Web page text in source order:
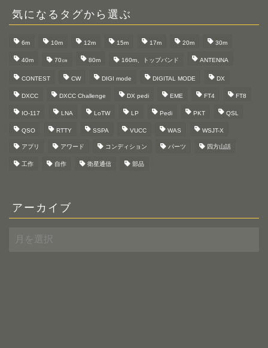
気になるタグから選ぶ
6m 10m 12m 15m 17m 20m 30m
40m 70㎝ 80m 160m、トップバンド ANTENNA
CONTEST CW DIGI mode DIGITAL MODE DX
DXCC DXCC Challenge DX pedi EME FT4 FT8
IO-117 LNA LoTW LP Pedi PKT QSL
QSO RTTY SSPA VUCC WAS WSJT-X
アプリ アワード コンディション パーツ 四方山話
工作 自作 衛星通信 部品
アーカイブ
ア
ー